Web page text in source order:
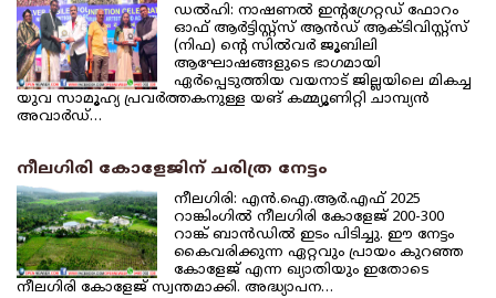
ഡല്‍ഹി: നാഷണല്‍ ഇന്റഗ്രേറ്റഡ് ഫോറം
ഓഫ് ആര്‍ട്ടിസ്റ്റ്‌സ് ആന്‍ഡ് ആക്ടിവിസ്റ്റ്‌സ്
(നിഫ) ന്റെ സില്‍വര്‍ ജൂബിലി
ആഘോഷങ്ങളുടെ ഭാഗമായി
ഏര്‍പ്പെടുത്തിയ വയനാട് ജില്ലയിലെ മികച്ച
യുവ സാമൂഹ്യ പ്രവര്‍ത്തകനുള്ള യങ് കമ്മ്യൂണിറ്റി ചാമ്പ്യന്‍
അവാര്‍ഡ്…
നീലഗിരി കോളേജിന് ചരിത്ര നേട്ടം
നീലഗിരി: എന്‍.ഐ.ആര്‍.എഫ് 2025
റാങ്കിംഗില്‍ നീലഗിരി കോളേജ് 200-300
റാങ്ക് ബാന്‍ഡില്‍ ഇടം പിടിച്ചു. ഈ നേട്ടം
കൈവരിക്കുന്ന ഏറ്റവും പ്രായം കുറഞ്ഞ
കോളേജ് എന്ന ഖ്യാതിയും ഇതോടെ
നീലഗിരി കോളേജ് സ്വന്തമാക്കി. അദ്ധ്യാപന…